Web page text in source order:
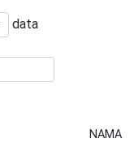
data
NAMA